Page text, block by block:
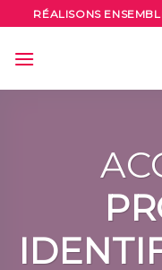
to
content
RÉALISONS